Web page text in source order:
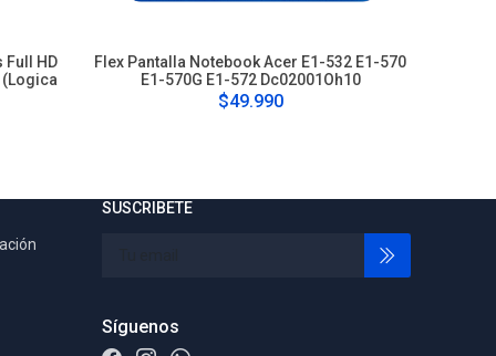
Full HD
(Logica
Flex Pantalla Notebook Acer E1-532 E1-570
E1-570G E1-572 Dc02001Oh10
$49.990
SUSCRIBETE
Síguenos